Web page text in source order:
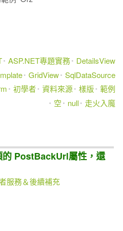
ASP.NET專題實務
DetailsView
GridView SqlDataSource
初學者 資料來源 樣版
範例
空
null 走火入魔
PostBackUrl屬性，還
服務＆後續補充